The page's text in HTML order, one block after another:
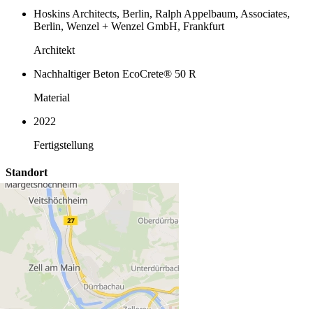
Hoskins Architects, Berlin, Ralph Appelbaum, Associates,
Berlin, Wenzel + Wenzel GmbH, Frankfurt
Architekt
Nachhaltiger Beton EcoCrete® 50 R
Material
2022
Fertigstellung
Standort